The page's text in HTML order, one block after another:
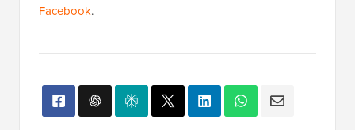
Facebook.